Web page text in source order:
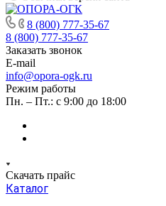
8 (800) 777-35-67
8 (800) 777-35-67
Заказать звонок
E-mail
info@opora-ogk.ru
Режим работы
Пн. – Пт.: с 9:00 до 18:00
Скачать прайс
Каталог